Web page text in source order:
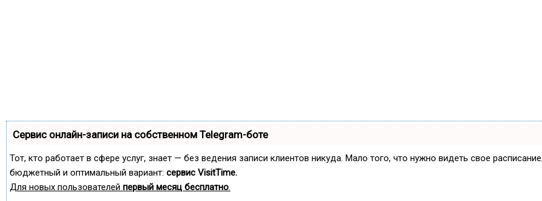
Сервис онлайн-записи на собственном Telegram-боте
Тот, кто работает в сфере услуг, знает — без ведения записи клиентов никуда. Мало того, что нужно видеть свое
бюджетный и оптимальный вариант: сервис VisitTime.
Для новых пользователей первый месяц бесплатно.